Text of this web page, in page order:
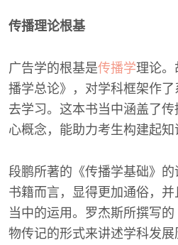
传播理论根基
广告学的根基是传播学理论。
播学总论》，对学科框架作了
去学习。这本书当中涵盖了
心概念，能助力考生构建起知
段鹏所著的《传播学基础》
书籍而言，显得更加通俗，
当中的运用。罗杰斯所撰写
物传记的形式来讲述学科发